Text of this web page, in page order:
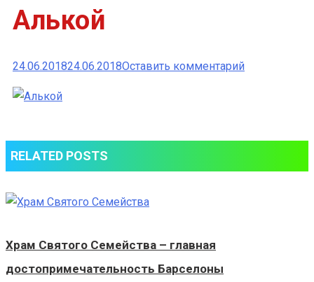
Алькой
24.06.201824.06.2018Оставить комментарийк
RELATED POSTS
Храм Святого Семейства – главная
достопримечательность Барселоны